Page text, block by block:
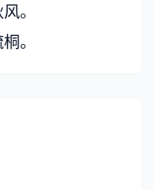
。
。